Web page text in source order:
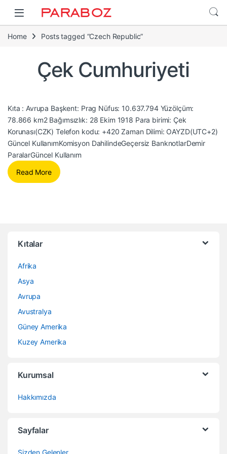
Home Posts tagged “Czech Republic”
Çek Cumhuriyeti
Kıta : Avrupa Başkent: Prag Nüfus: 10.637.794 Yüzölçüm:
78.866 km2 Bağımsızlık: 28 Ekim 1918 Para birimi: Çek
Korunası(CZK) Telefon kodu: +420 Zaman Dilimi: OAYZD(UTC+2)
Güncel KullanımKomisyon DahilindeGeçersiz BanknotlarDemir
ParalarGüncel Kullanım
Read More
Kıtalar
Afrika
Asya
Avrupa
Avustralya
Güney Amerika
Kuzey Amerika
Kurumsal
Hakkımızda
Sayfalar
Sizden Gelenler